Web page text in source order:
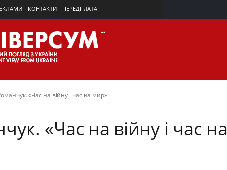
КОНТАКТИ ПЕРЕДПЛАТА
«Час на війну і час на мир»
«Час на війну і час на